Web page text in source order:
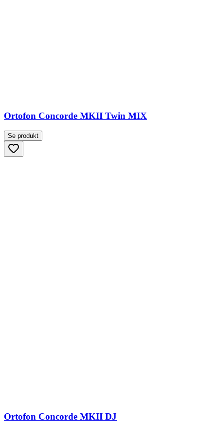
Ortofon Concorde MKII Twin MIX
Se produkt
Ortofon Concorde MKII DJ